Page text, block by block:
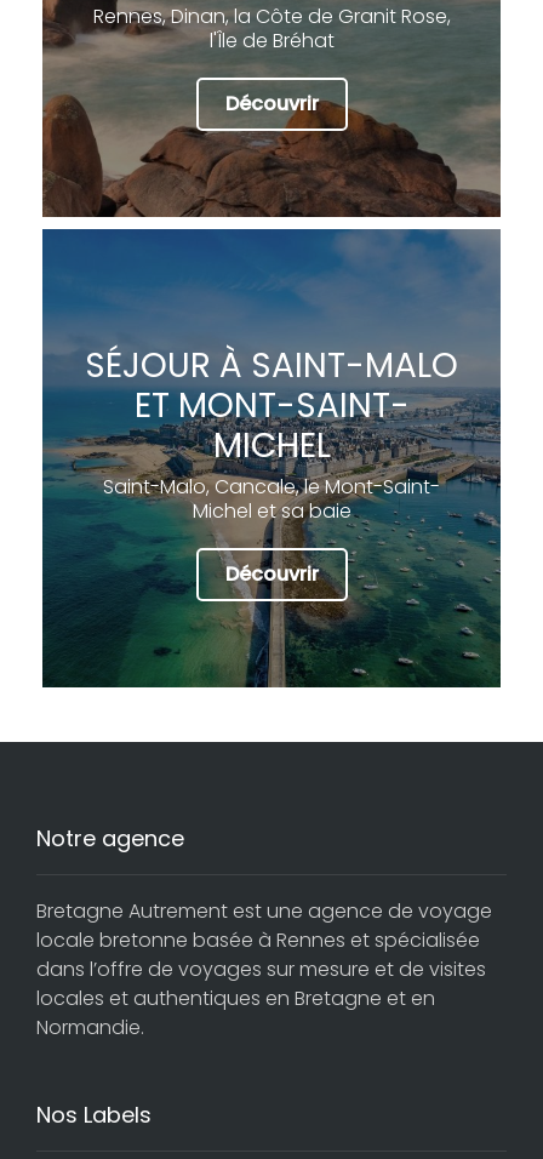
Rennes, Dinan, la Côte de Granit Rose,
l'Île de Bréhat
Découvrir
SÉJOUR À SAINT-MALO
ET MONT-SAINT-
MICHEL
Saint-Malo, Cancale, le Mont-Saint-
Michel et sa baie
Découvrir
Notre agence
Bretagne Autrement est une agence de voyage
locale bretonne basée à Rennes et spécialisée
dans l’offre de voyages sur mesure et de visites
locales et authentiques en Bretagne et en
Normandie.
Nos Labels